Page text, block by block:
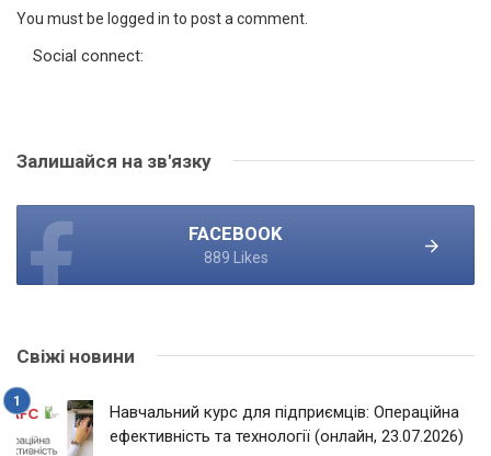
You must be logged in to post a comment.
Social connect:
Залишайся на зв'язку
FACEBOOK
889 Likes
Свіжі новини
Навчальний курс для підприємців: Операційна
ефективність та технології (онлайн, 23.07.2026)